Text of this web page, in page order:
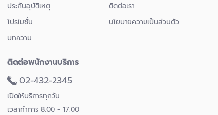
ประกันอุบัติเหตุ
ติดต่อเรา
โปรโมชั่น
นโยบายความเป็นส่วนตัว
บทความ
ติดต่อพนักงานบริการ
02-432-2345
เปิดให้บริการทุกวัน
เวลาทำการ 8.00 - 17.00